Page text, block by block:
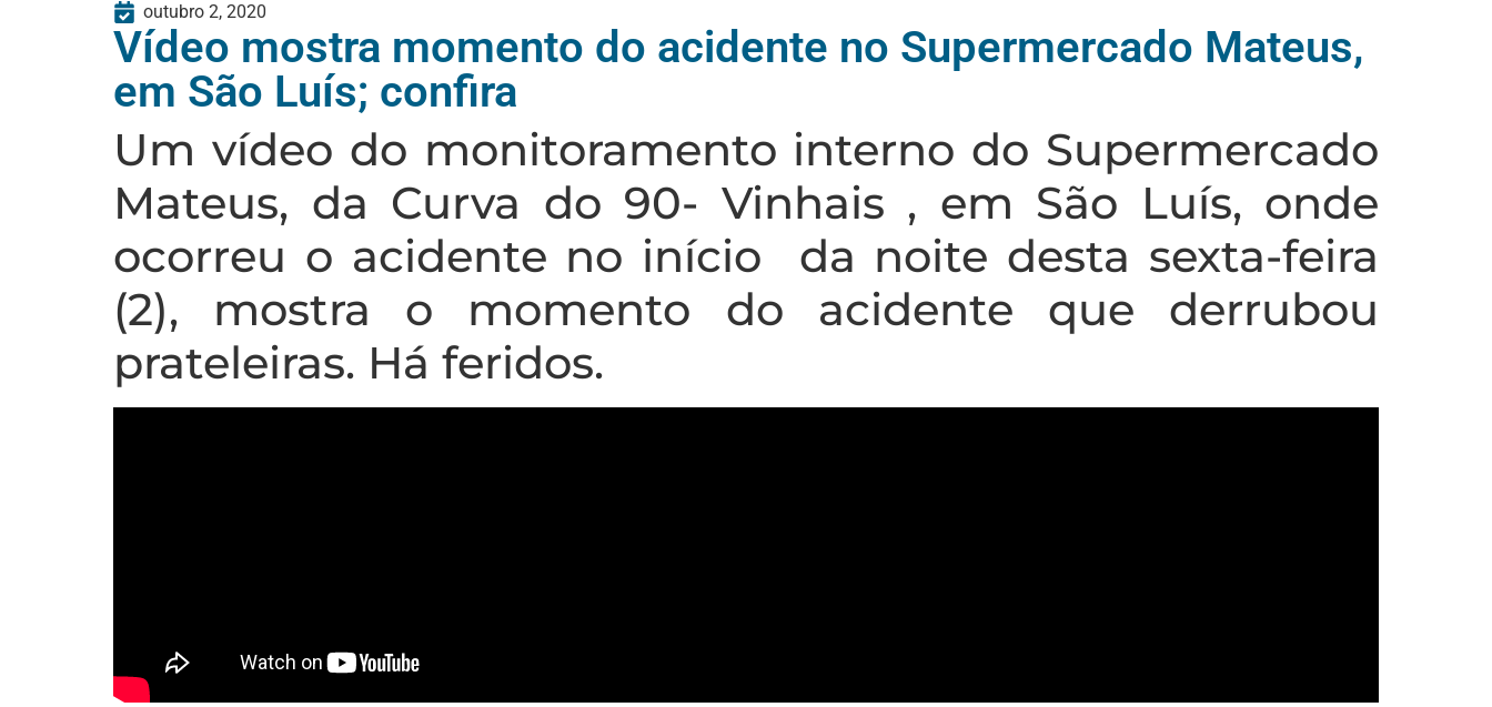
outubro 2, 2020
Vídeo mostra momento do acidente no Supermercado Mateus,
em São Luís; confira
Um vídeo do monitoramento interno do Supermercado
Mateus, da Curva do 90- Vinhais , em São Luís, onde
ocorreu o acidente no início da noite desta sexta-feira
(2), mostra o momento do acidente que derrubou
prateleiras. Há feridos.